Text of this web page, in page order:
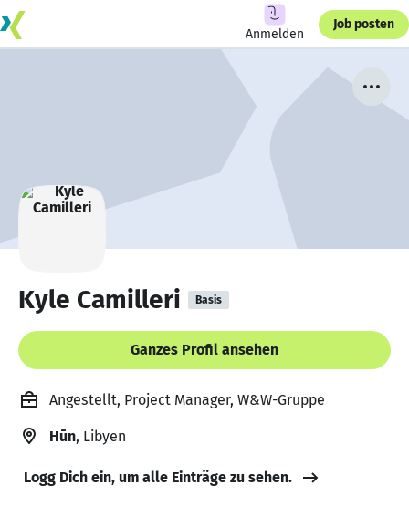
Anmelden
Job posten
Kyle Camilleri Basis
Ganzes Profil ansehen
Angestellt, Project Manager, W&W-Gruppe
Hūn, Libyen
Logg Dich ein, um alle Einträge zu sehen.